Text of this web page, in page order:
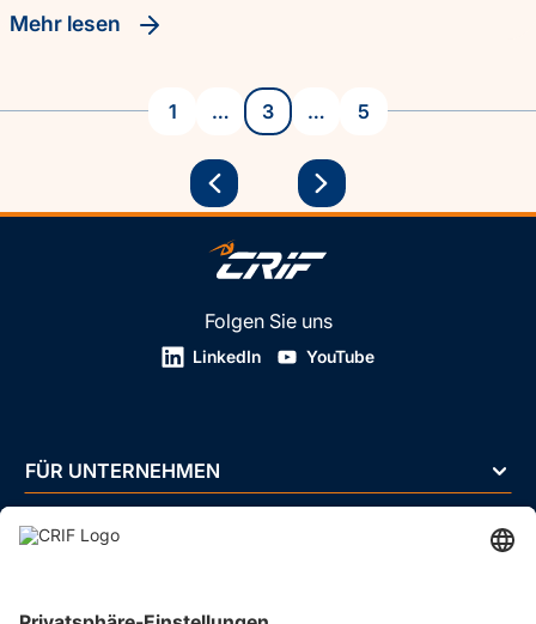
Mehr lesen
1 … 3 … 5
Folgen Sie uns
LinkedIn YouTube
FÜR UNTERNEHMEN
FÜR PRIVATPERSONEN